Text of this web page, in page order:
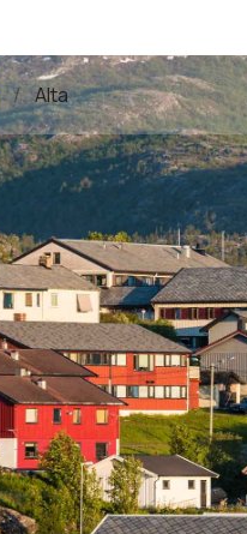
Alta